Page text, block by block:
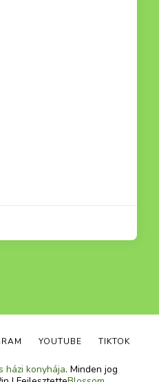
házi konyhája. Minden jog
YOUTUBE TIKTOK